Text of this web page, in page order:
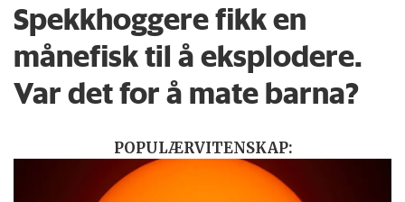
Spekkhoggere fikk en
månefisk til å eksplodere.
Var det for å mate barna?
POPULÆRVITENSKAP: